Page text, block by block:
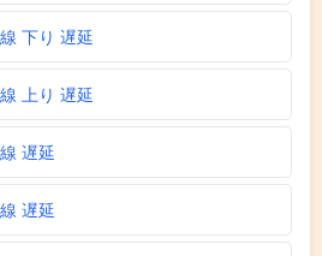
下り 遅延
上り 遅延
遅延
遅延